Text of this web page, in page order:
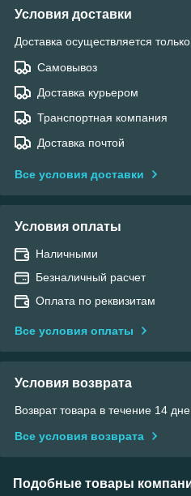
Условия доставки
Доставка осуществляется
Самовывоз
Доставка курьером
Транспортная компания
Доставка почтой
Все условия доставки
Условия оплаты
Наличными
Безналичный расчет
Оплата по реквизитам
Все условия оплаты
Условия возврата
Возврат товара в течение 14
Все условия возврата
Подобные товары